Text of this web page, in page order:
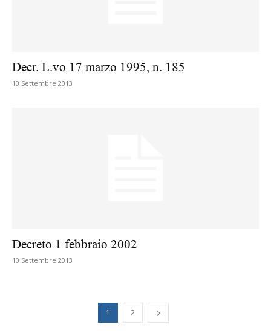
Decr. L.vo 17 marzo 1995, n. 185
10 Settembre 2013
Decreto 1 febbraio 2002
10 Settembre 2013
1 2